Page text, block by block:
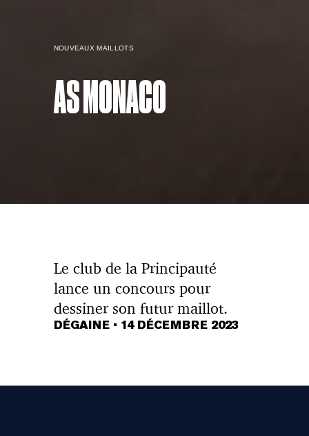
NOUVEAUX MAILLOTS
AS MONACO
Le club de la Principauté
lance un concours pour
dessiner son futur maillot.
DÉGAINE • 14 DÉCEMBRE 2023